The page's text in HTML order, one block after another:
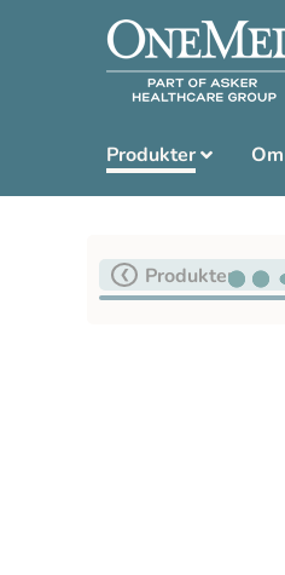
Produkter
Produkter